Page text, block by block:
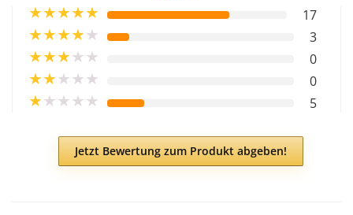
★★★★★ 17
★★★★★ 3
★★★★★ 0
★★★★★ 0
★★★★★ 5
Jetzt Bewertung zum Produkt abgeben!